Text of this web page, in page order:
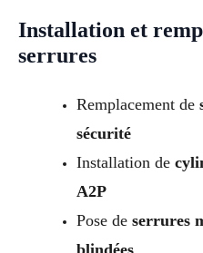
Installation et
serrures
Remplacement de
sécurité
Installation de
A2P
Pose de serrures